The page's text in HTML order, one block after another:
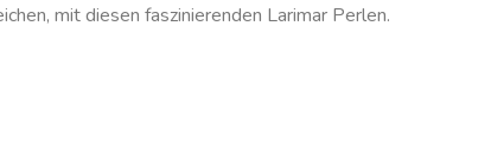
mit diesen faszinierenden Larimar Perlen.